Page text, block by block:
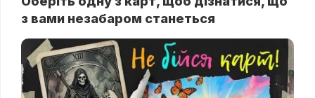
з вами незабаром станеться